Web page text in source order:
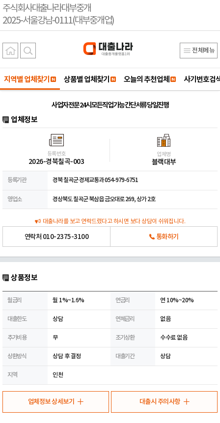
주식회사대출나라대부중개
2025-서울강남-0111(대부중개업)
전체메뉴
지역별 업체찾기 상품별 업체찾기 오늘의 추천업체 사기번호검
사업자 전문 24시 모든직업 가능 간단서류 당일진행
업체정보
등록번호
2026-경북칠곡-003
업체명
블랙대부
등록기관 경북 칠곡군 경제교통과 054-979-6751
영업소 경상북도 칠곡군 북삼읍 금오대로 269, 상가 2호
대출나라를 보고 연락드렸다고 하시면 보다 상담이 쉬워집니다.
연락처 010-2375-3100 통화하기
상품정보
월금리 월 1%~1.6% 연금리 연 10%~20%
대출한도 상담 연체금리 없음
추가비용 무 조기상환 수수료 없음
상환방식 상담 후 결정 대출기간 상담
지역 인천
업체정보 상세보기 대출시 주의사항